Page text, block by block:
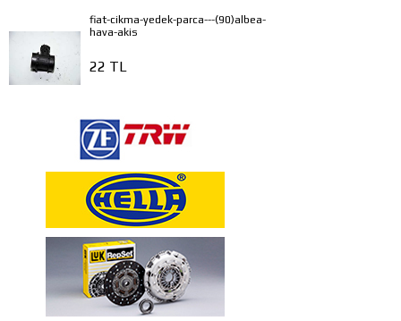
fiat-cikma-yedek-parca---(90)albea-
hava-akis
22 TL